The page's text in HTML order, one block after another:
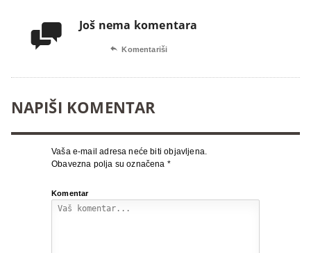
 Još nema komentara
 Komentariši
NAPIŠI KOMENTAR
Vaša e-mail adresa neće biti objavljena.
Obavezna polja su označena *
Komentar